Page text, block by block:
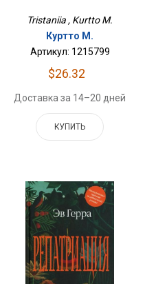
Tristaniia , Kurtto M.
Куртто М.
Артикул: 1215799
$26.32
Доставка за 14–20 дней
КУПИТЬ